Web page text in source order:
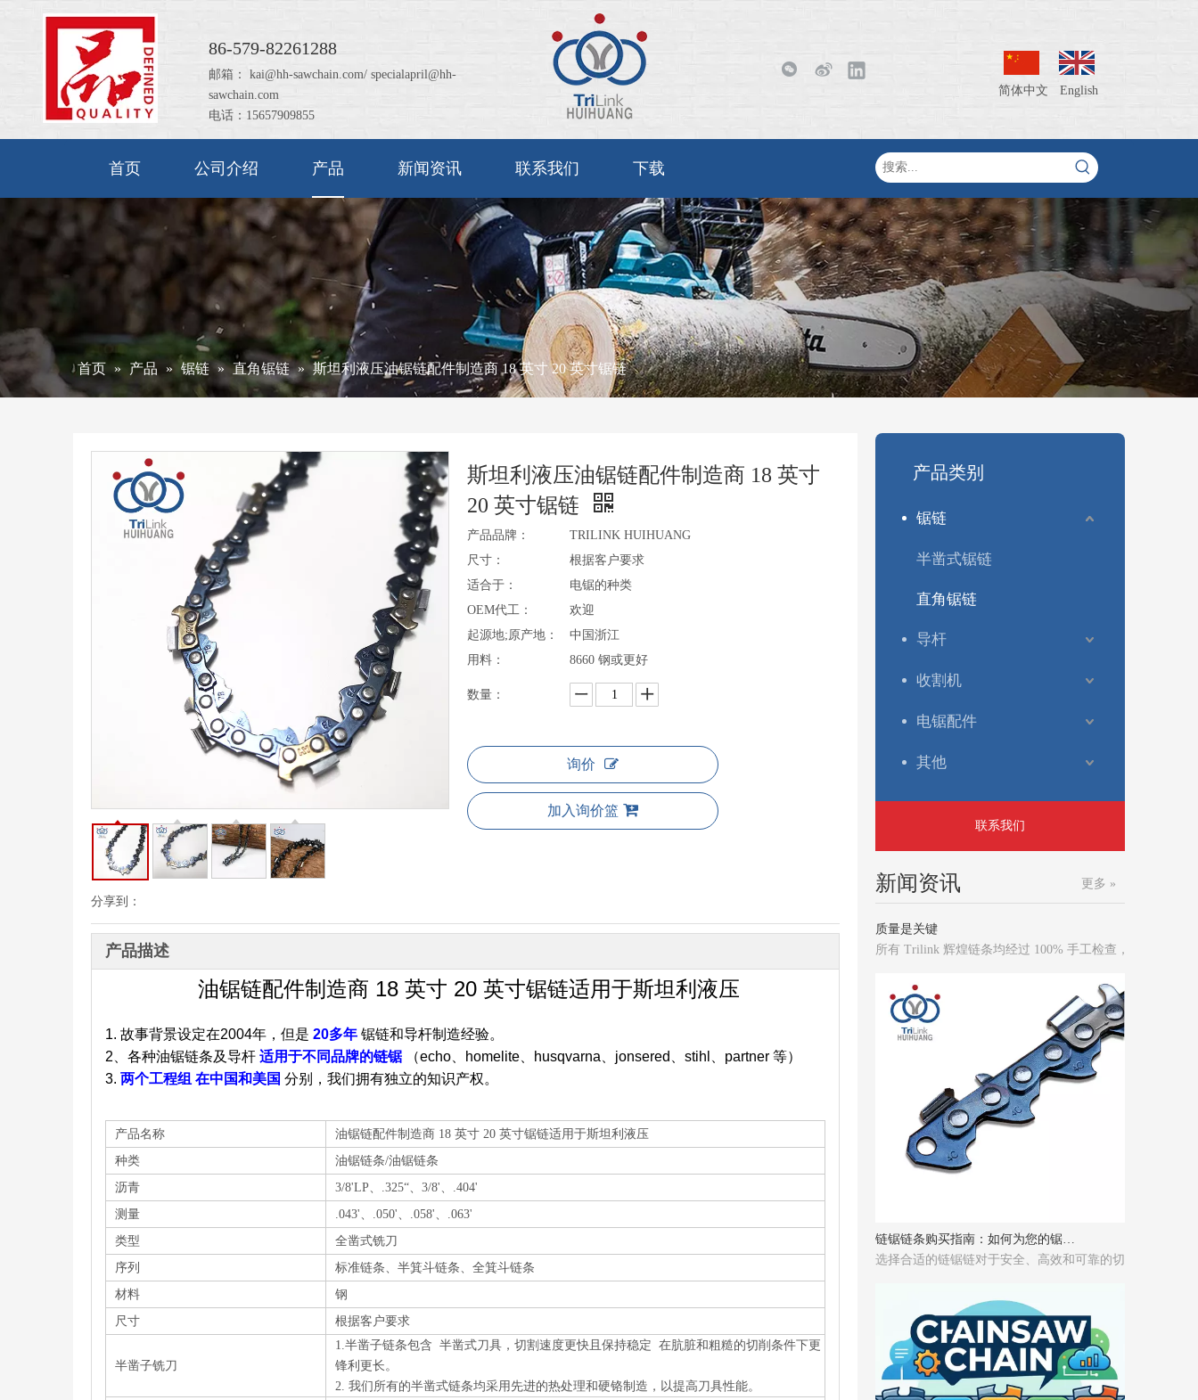
86-579-82261288
邮箱： kai@hh-sawchain.com/ specialapril@hh-
sawchain.com
电话：15657909855
简体中文 English
首页 公司介绍 产品 新闻资讯 联系我们 下载
首页 » 产品 » 锯链 » 直角锯链 » 斯坦利液压油锯链配件制造商 18 英寸 20 英寸锯链
分享到：
斯坦利液压油锯链配件制造商 18 英寸
20 英寸锯链
产品品牌：
TRILINK HUIHUANG
尺寸：
根据客户要求
适合于：
电锯的种类
OEM代工：
欢迎
起源地;原产地：
中国浙江
用料：
8660 钢或更好
数量：
询价
加入询价篮
产品描述
油锯链配件制造商 18 英寸 20 英寸锯链适用于斯坦利液压
1. 故事背景设定在2004年，但是 20多年 锯链和导杆制造经验。
2、各种油锯链条及导杆 适用于不同品牌的链锯 （echo、homelite、husqvarna、jonsered、stihl、partner 等）
3. 两个工程组 在中国和美国 分别，我们拥有独立的知识产权。
产品名称
油锯链配件制造商 18 英寸 20 英寸锯链适用于斯坦利液压
种类
油锯链条/油锯链条
沥青
3/8'LP、.325“、3/8'、.404'
测量
.043'、.050'、.058'、.063'
类型
全凿式铣刀
序列
标准链条、半箕斗链条、全箕斗链条
材料
钢
尺寸
根据客户要求
半凿子铣刀
1.半凿子链条包含 半凿式刀具，切割速度更快且保持稳定 在肮脏和粗糙的切削条件下更
锋利更长。
2. 我们所有的半凿式链条均采用先进的热处理和硬铬制造，以提高刀具性能。
产品类别
锯链
半凿式锯链
直角锯链
导杆
收割机
电锯配件
其他
联系我们
新闻资讯 更多 »
选择正确的链锯链条尺寸可能会令人困惑。使用错误的
质量是关键
所有 Trilink 辉煌链条均经过 100% 手工检查，以确保所有
选择合适的链锯链对于安全、高效和可靠的切割至关重要